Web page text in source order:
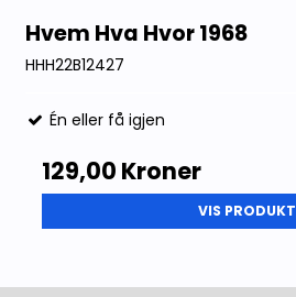
Hvem Hva Hvor 1968
HHH22B12427
Én eller få igjen
129,00 Kroner
VIS PRODUKT